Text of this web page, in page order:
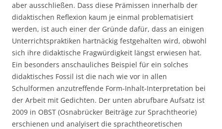
aber ausschließen. Dass diese Prämissen innerhalb der
didaktischen Reflexion kaum je einmal problematisiert
werden, ist auch einer der Gründe dafür, dass an einigen
Unterrichtspraktiken hartnäckig festgehalten wird, obwohl
sich ihre didaktische Fragwürdigkeit längst erwiesen hat.
Ein besonders anschauliches Beispiel für ein solches
didaktisches Fossil ist die nach wie vor in allen
Schulformen anzutreffende Form-Inhalt-Interpretation bei
der Arbeit mit Gedichten. Der unten abrufbare Aufsatz ist
2009 in OBST (Osnabrücker Beiträge zur Sprachtheorie)
erschienen und analyisert die sprachtheoretischen